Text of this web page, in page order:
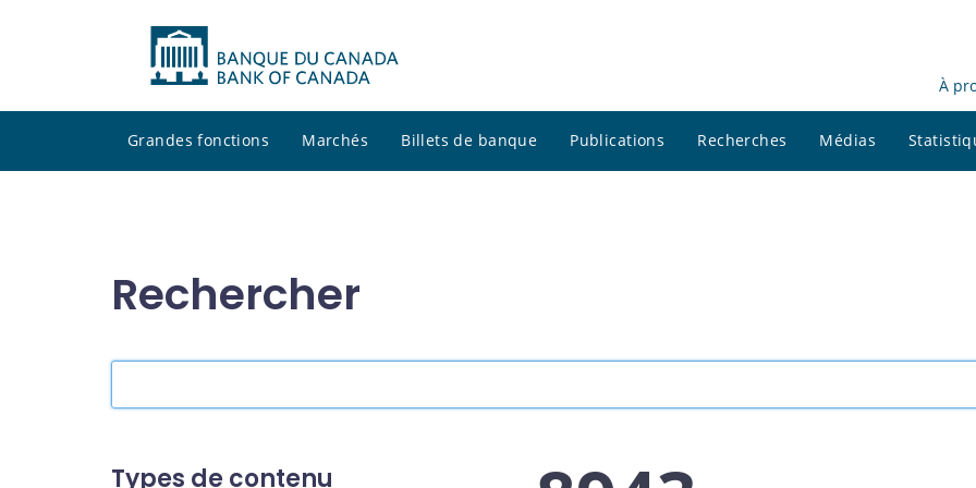
À
Grandes fonctions Marchés Billets de banque Publications Recherches Médias
Rechercher
site
Types de contenu